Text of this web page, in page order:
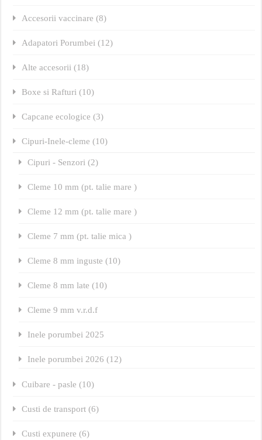
Accesorii vaccinare (8)
Adapatori Porumbei (12)
Alte accesorii (18)
Boxe si Rafturi (10)
Capcane ecologice (3)
Cipuri-Inele-cleme (10)
Cipuri - Senzori (2)
Cleme 10 mm (pt. talie mare )
Cleme 12 mm (pt. talie mare )
Cleme 7 mm (pt. talie mica )
Cleme 8 mm inguste (10)
Cleme 8 mm late (10)
Cleme 9 mm v.r.d.f
Inele porumbei 2025
Inele porumbei 2026 (12)
Cuibare - pasle (10)
Custi de transport (6)
Custi expunere (6)